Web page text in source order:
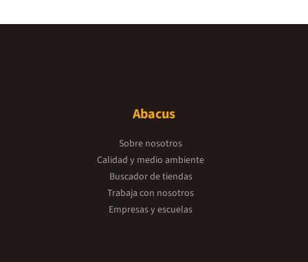
Abacus
Sobre nosotros
Calidad y medio ambiente
Buscador de tiendas
Trabaja con nosotros
Empresas y escuelas